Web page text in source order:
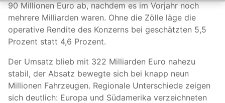
90 Millionen Euro ab, nachdem es im Vorjahr noch
mehrere Milliarden waren. Ohne die Zölle läge die
operative Rendite des Konzerns bei geschätzten 5,5
Prozent statt 4,6 Prozent.
Der Umsatz blieb mit 322 Milliarden Euro nahezu
stabil, der Absatz bewegte sich bei knapp neun
Millionen Fahrzeugen. Regionale Unterschiede zeigen
sich deutlich: Europa und Südamerika verzeichneten